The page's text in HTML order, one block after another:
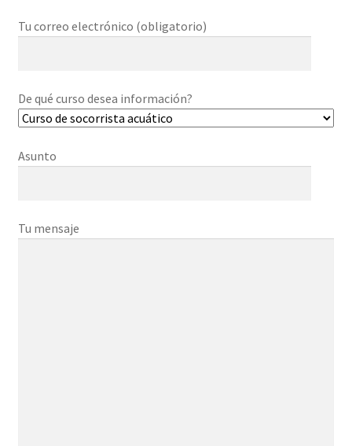
Tu correo electrónico (obligatorio)
De qué curso desea información?
Asunto
Tu mensaje